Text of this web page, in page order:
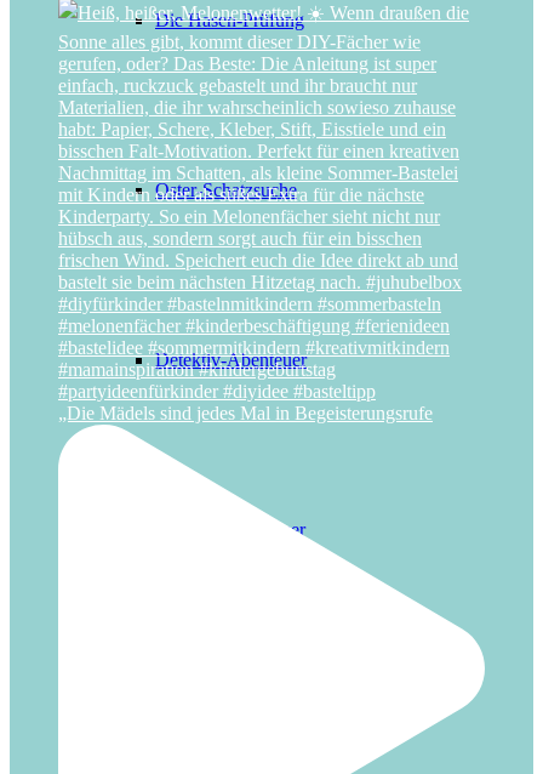
Die Hasen-Prüfung
Oster-Schatzsuche
Detektiv-Abenteuer
Haustier-Abenteuer
„Die Mädels sind jedes Mal in Begeisterungsrufe